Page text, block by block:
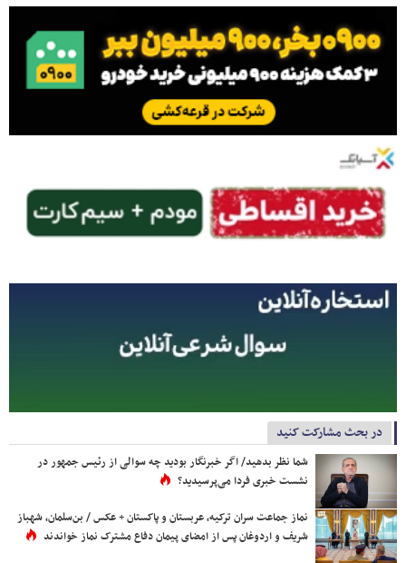
در بحث مشارکت کنید
شما نظر بدهید/ اگر خبرنگار بودید چه سوالی از رئیس جمهور در
نشست خبری فردا می‌پرسیدید؟
نماز جماعت سران ترکیه، عربستان و پاکستان + عکس / بن‌سلمان، شهباز
شریف و اردوغان پس از امضای پیمان دفاع مشترک نماز خواندند